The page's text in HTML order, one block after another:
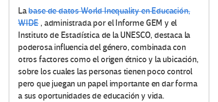
Labase de datos World Inequality en Educación,
WIDE, administrada por el Informe GEM y el
Instituto de Estadística de la UNESCO, destaca la
poderosa influencia del género, combinada con
otros factores como el origen étnico y la ubicación,
sobre los cuales las personas tienen poco control
pero que juegan un papel importante en dar forma
a sus oportunidades de educación y vida.